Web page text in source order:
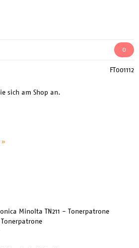
0
FT001112
sich am Shop an.
»
Minolta TN211 - Tonerpatrone